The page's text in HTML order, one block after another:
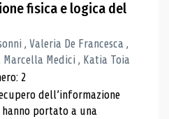
fisica e logica del
, Valeria De Francesca ,
Marcella Medici , Katia Toia
2
dell’informazione
portato a una